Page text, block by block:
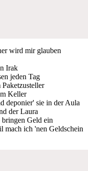
wird mir glauben
Irak
jeden Tag
Keller
deponier' sie in der Aula
der Laura
Geld ein
mach ich 'nen Geldschein